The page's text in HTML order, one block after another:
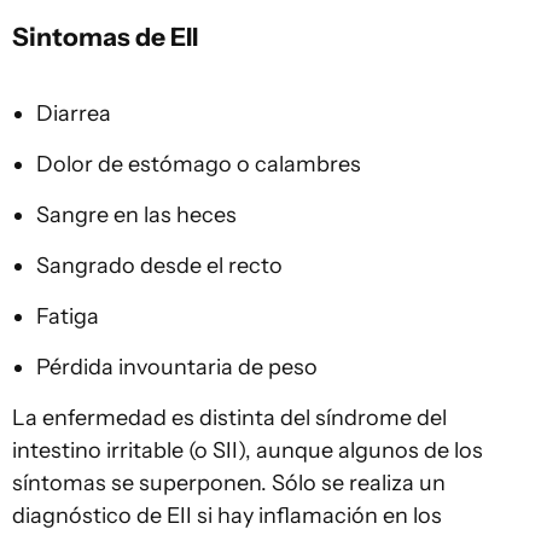
Sintomas de EII
Diarrea
Dolor de estómago o calambres
Sangre en las heces
Sangrado desde el recto
Fatiga
Pérdida invountaria de peso
La enfermedad es distinta del síndrome del
intestino irritable (o SII), aunque algunos de los
síntomas se superponen. Sólo se realiza un
diagnóstico de EII si hay inflamación en los